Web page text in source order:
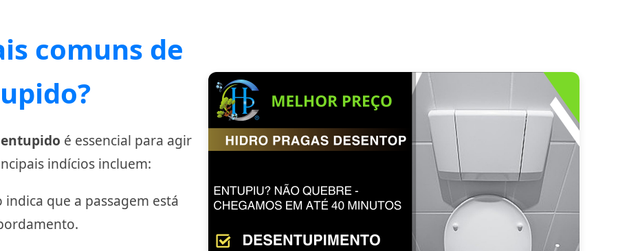
comuns de
é essencial para agir
indícios incluem:
indica que a passagem está